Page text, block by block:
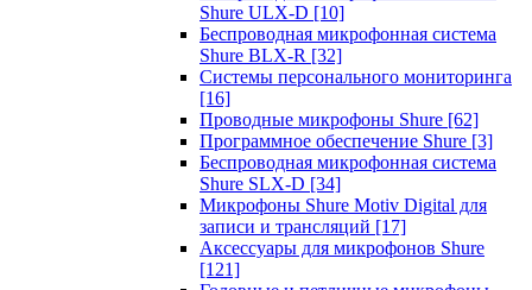
Shure ULX-D [10]
Беспроводная микрофонная система
Shure BLX-R [32]
Системы персонального мониторинга
[16]
Проводные микрофоны Shure [62]
Программное обеспечение Shure [3]
Беспроводная микрофонная система
Shure SLX-D [34]
Микрофоны Shure Motiv Digital для
записи и трансляций [17]
Аксессуары для микрофонов Shure
[121]